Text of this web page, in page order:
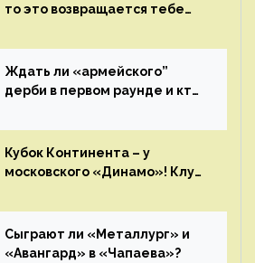
то это возвращается тебе
Ждать ли «армейского”
дерби в первом раунде и кто
Главные интриги последнего
дня «регулярки” КХЛ
Кубок Континента – у
московского «Динамо»! Клуб
сезон
Сыграют ли «Металлург» и
«Авангард» в «Чапаева»?